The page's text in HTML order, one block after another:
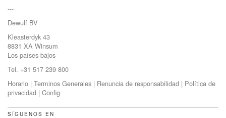
---
Dewulf BV
Kleasterdyk 43
8831 XA Winsum
Los países bajos
Tel. +31 517 239 800
Horario | Terminos Generales | Renuncia de responsabilidad | Política de
privacidad | Config
SÍGUENOS EN